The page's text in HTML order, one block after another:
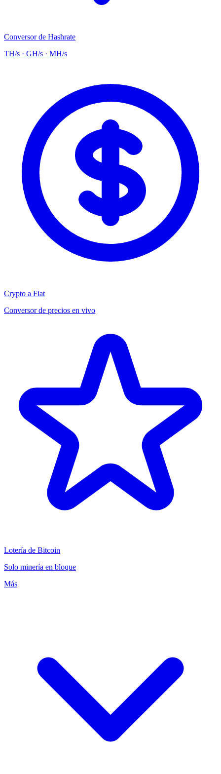
Conversor de Hashrate
TH/s · GH/s · MH/s
Crypto a Fiat
Conversor de precios en vivo
Lotería de Bitcoin
Solo minería en bloque
Más